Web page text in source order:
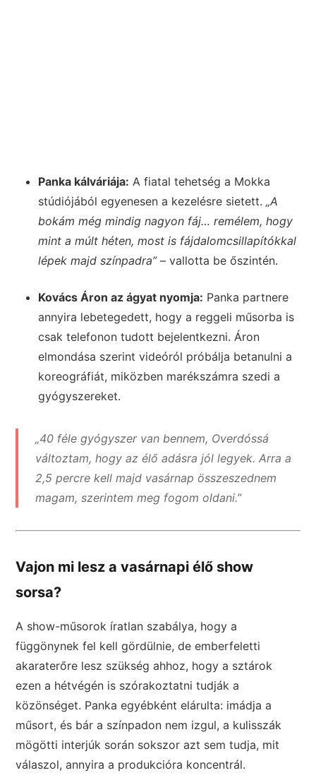
Panka kálváriája: A fiatal tehetség a Mokka
stúdiójából egyenesen a kezelésre sietett.„A
bokám még mindig nagyon fáj… remélem, hogy
mint a múlt héten, most is fájdalomcsillapítókkal
lépek majd színpadra”– vallotta be őszintén.
Kovács Áron az ágyat nyomja: Panka partnere
annyira lebetegedett, hogy a reggeli műsorba is
csak telefonon tudott bejelentkezni. Áron
elmondása szerint videóról próbálja betanulni a
koreográfiát, miközben marékszámra szedi a
gyógyszereket.
„40 féle gyógyszer van bennem, Overdóssá
változtam, hogy az élő adásra jól legyek. Arra a
2,5 percre kell majd vasárnap összeszednem
magam, szerintem meg fogom oldani.”
Vajon mi lesz a vasárnapi élő show
sorsa?
A show-műsorok íratlan szabálya, hogy a
függönynek fel kell gördülnie, de emberfeletti
akaraterőre lesz szükség ahhoz, hogy a sztárok
ezen a hétvégén is szórakoztatni tudják a
közönséget. Panka egyébként elárulta: imádja a
műsort, és bár a színpadon nem izgul, a kulisszák
mögötti interjúk során sokszor azt sem tudja, mit
válaszol, annyira a produkcióra koncentrál.